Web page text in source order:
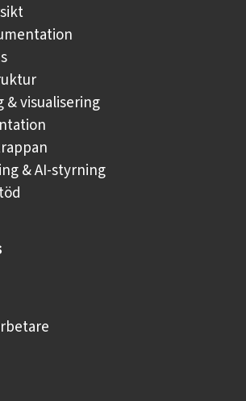
& visualisering
& AI-styrning